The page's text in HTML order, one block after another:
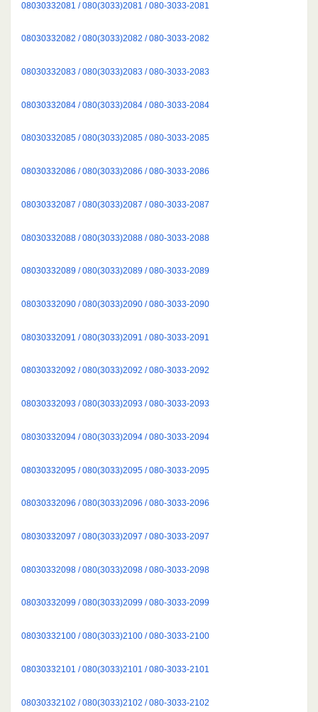
08030332081 / 080(3033)2081 / 080-3033-2081
08030332082 / 080(3033)2082 / 080-3033-2082
08030332083 / 080(3033)2083 / 080-3033-2083
08030332084 / 080(3033)2084 / 080-3033-2084
08030332085 / 080(3033)2085 / 080-3033-2085
08030332086 / 080(3033)2086 / 080-3033-2086
08030332087 / 080(3033)2087 / 080-3033-2087
08030332088 / 080(3033)2088 / 080-3033-2088
08030332089 / 080(3033)2089 / 080-3033-2089
08030332090 / 080(3033)2090 / 080-3033-2090
08030332091 / 080(3033)2091 / 080-3033-2091
08030332092 / 080(3033)2092 / 080-3033-2092
08030332093 / 080(3033)2093 / 080-3033-2093
08030332094 / 080(3033)2094 / 080-3033-2094
08030332095 / 080(3033)2095 / 080-3033-2095
08030332096 / 080(3033)2096 / 080-3033-2096
08030332097 / 080(3033)2097 / 080-3033-2097
08030332098 / 080(3033)2098 / 080-3033-2098
08030332099 / 080(3033)2099 / 080-3033-2099
08030332100 / 080(3033)2100 / 080-3033-2100
08030332101 / 080(3033)2101 / 080-3033-2101
08030332102 / 080(3033)2102 / 080-3033-2102